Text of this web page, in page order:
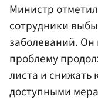
Министр
сотрудники
заболеваний.
проблему
листа и снижать
доступными